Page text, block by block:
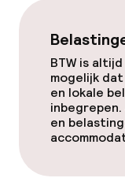
BTW is
mogelijk
en lokale
en